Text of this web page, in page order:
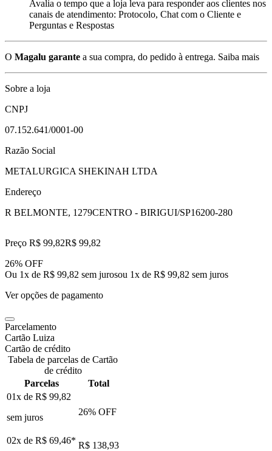
Avalia o tempo que a loja leva para responder aos clientes nos
canais de atendimento: Protocolo, Chat com o Cliente e
Perguntas e Respostas
O Magalu garante a sua compra, do pedido à entrega. Saiba mais
Sobre a loja
CNPJ
07.152.641/0001-00
Razão Social
METALURGICA SHEKINAH LTDA
Endereço
R BELMONTE, 1279CENTRO - BIRIGUI/SP16200-280
Preço R$ 99,82R$ 99,82
26% OFF
Ou 1x de R$ 99,82 sem jurosou 1x de R$ 99,82 sem juros
Ver opções de pagamento
Parcelamento
Cartão Luiza
Cartão de crédito
Tabela de parcelas de Cartão
de crédito
Parcelas
Total
01x de R$ 99,82
sem juros
26% OFF
02x de R$ 69,46* R$ 138,93